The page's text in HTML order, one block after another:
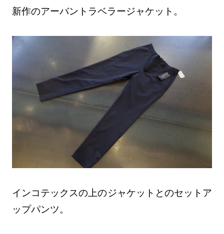
新作のアーバントラベラージャケット。
インコテックスの上のジャケットとのセットア
ップパンツ。